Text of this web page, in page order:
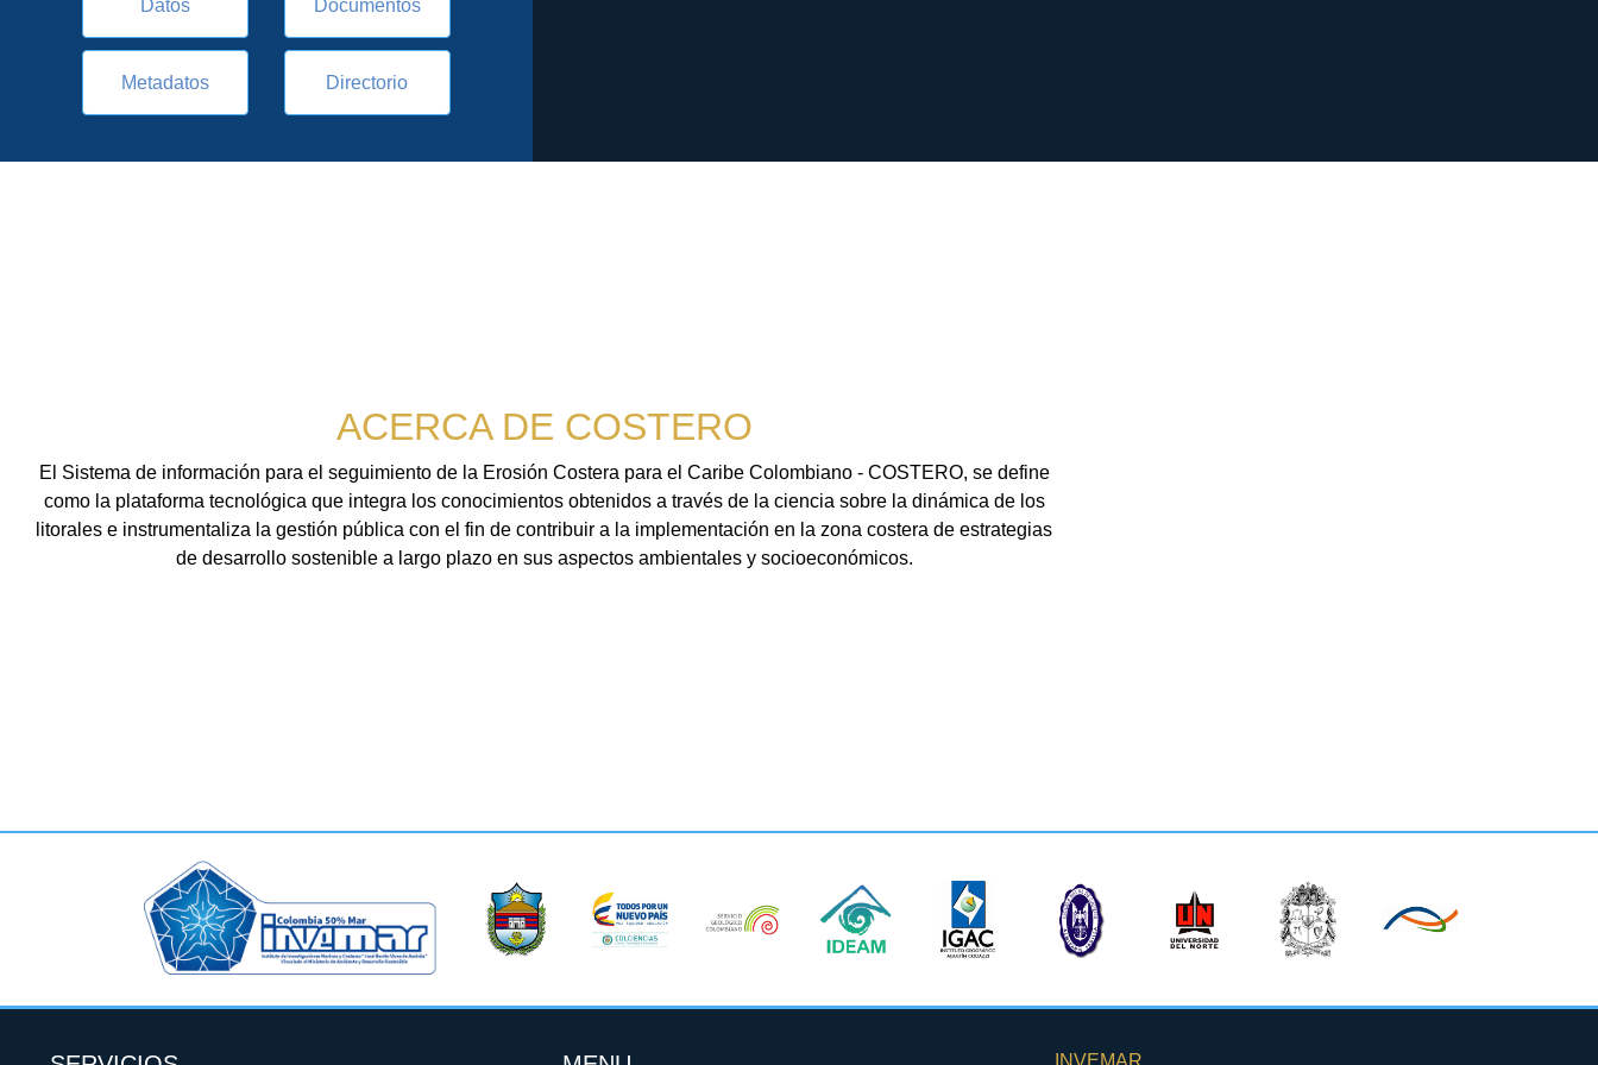
Datos Documentos
Metadatos Directorio
ACERCA DE COSTERO
El Sistema de información para el seguimiento de la Erosión Costera para el Caribe Colombiano - COSTERO, se define
como la plataforma tecnológica que integra los conocimientos obtenidos a través de la ciencia sobre la dinámica de los
litorales e instrumentaliza la gestión pública con el fin de contribuir a la implementación en la zona costera de estrategias
de desarrollo sostenible a largo plazo en sus aspectos ambientales y socioeconómicos.
INVEMAR